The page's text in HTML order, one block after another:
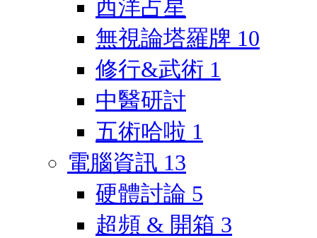
西洋占星
無視論塔羅牌 10
修行&武術 1
中醫研討
五術哈啦 1
電腦資訊 13
硬體討論 5
超頻 & 開箱 3